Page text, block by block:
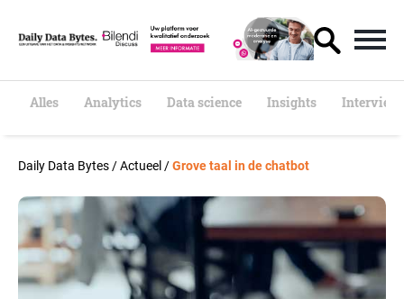
t
Alles Analytics Data science Insights
Daily Data Bytes /Actueel /Grove taal in de chatbot